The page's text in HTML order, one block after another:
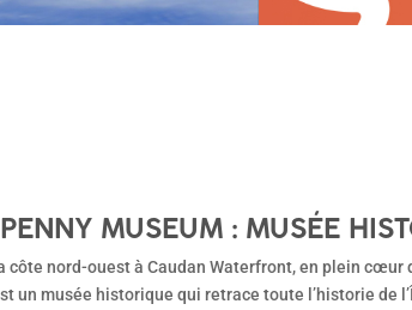
MUSEUM : MUSÉE
côte nord-ouest à Caudan Waterfront, en plein
un musée historique qui retrace toute l’historie de